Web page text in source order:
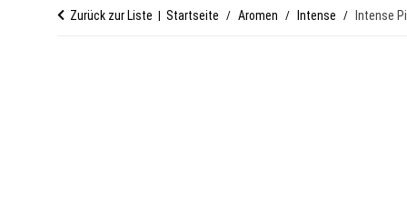
Zurück zur Liste Startseite Aromen Intense Intense